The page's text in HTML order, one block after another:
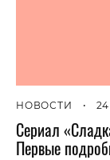
НОВОСТИ •
Сериал
Первые